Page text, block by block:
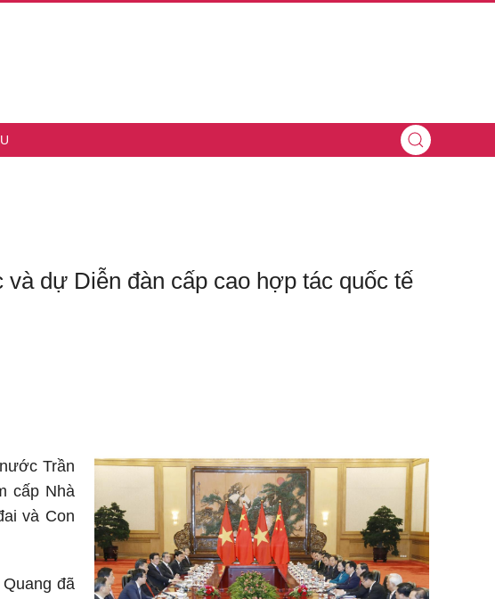
dự Diễn đàn cấp cao hợp tác quốc tế
Trần
cấp Nhà
và Con
đã